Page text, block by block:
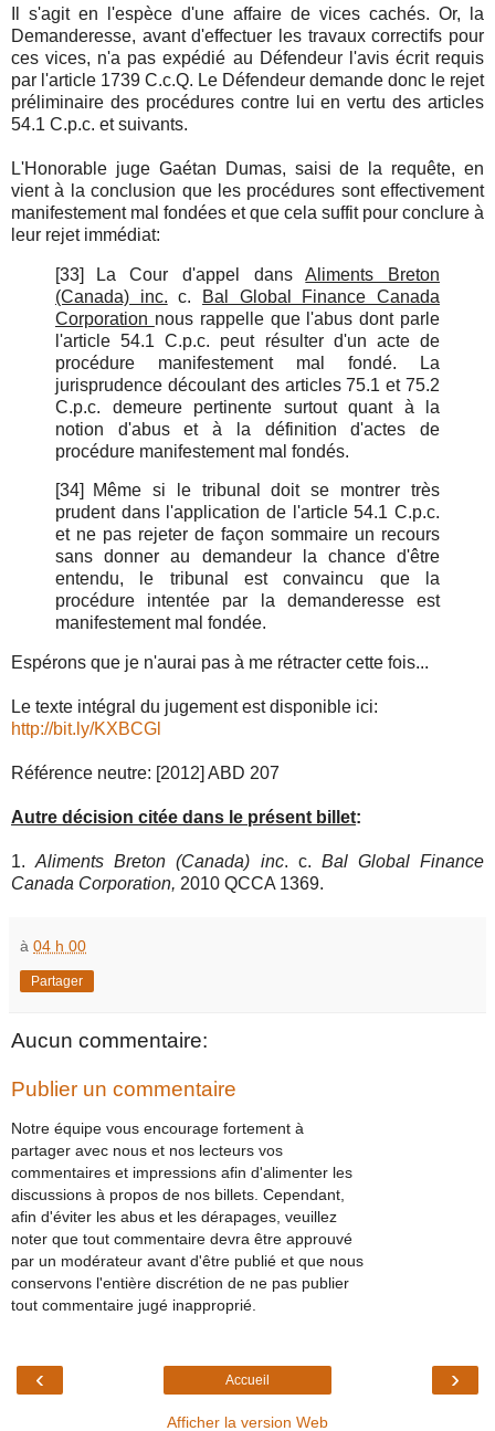
Il s'agit en l'espèce d'une affaire de vices cachés. Or, la
Demanderesse, avant d'effectuer les travaux correctifs pour
ces vices, n'a pas expédié au Défendeur l'avis écrit requis
par l'article 1739 C.c.Q. Le Défendeur demande donc le rejet
préliminaire des procédures contre lui en vertu des articles
54.1 C.p.c. et suivants.
L'Honorable juge Gaétan Dumas, saisi de la requête, en
vient à la conclusion que les procédures sont effectivement
manifestement mal fondées et que cela suffit pour conclure à
leur rejet immédiat:
[33] La Cour d'appel dansAliments Breton
(Canada) inc. c.
Bal Global Finance Canada
Corporation nous rappelle que l'abus dont parle
l'article 54.1 C.p.c. peut résulter d'un acte de
procédure manifestement mal fondé. La
jurisprudence découlant des articles 75.1 et 75.2
C.p.c. demeure pertinente surtout quant à la
notion d'abus et à la définition d'actes de
procédure manifestement mal fondés.
[34]
Même si le tribunal doit se montrer très
prudent dans l'application de l'article 54.1 C.p.c.
et ne pas rejeter de façon sommaire un recours
sans donner au demandeur la chance d'être
entendu, le tribunal est convaincu que la
procédure intentée par la demanderesse est
manifestement mal fondée.
Espérons que je n'aurai pas à me rétracter cette fois...
Le texte intégral du jugement est disponible ici:
http://bit.ly/KXBCGl
Référence neutre: [2012] ABD 207
Autre décision citée dans le présent billet:
1.Aliments Breton (Canada) inc. c. Bal Global Finance
Canada Corporation, 2010 QCCA 1369.
à 04 h 00
Partager
Aucun commentaire:
Publier un commentaire
Notre équipe vous encourage fortement à
partager avec nous et nos lecteurs vos
commentaires et impressions afin d'alimenter les
discussions à propos de nos billets. Cependant,
afin d'éviter les abus et les dérapages, veuillez
noter que tout commentaire devra être approuvé
par un modérateur avant d'être publié et que nous
conservons l'entière discrétion de ne pas publier
tout commentaire jugé inapproprié.
‹ ›
Accueil
Afficher la version Web